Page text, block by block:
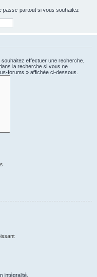
passe-partout si vous souhaitez
effectuer une recherche.
la recherche si vous ne
forums » affichée ci-dessous.
intégralité.